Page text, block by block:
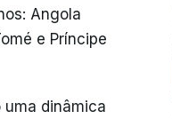
Angola
e Príncipe
dinâmica